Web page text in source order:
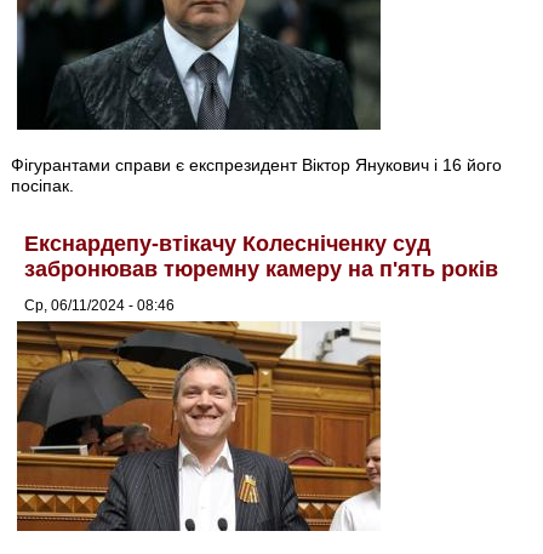
Фігурантами справи є експрезидент Віктор Янукович і 16 його
посіпак.
Екснардепу-втікачу Колесніченку суд
забронював тюремну камеру на п'ять років
Ср, 06/11/2024 - 08:46